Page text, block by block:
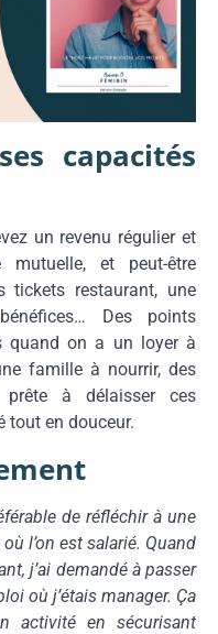
capacités
un revenu régulier et
mutuelle, et peut-être
tickets restaurant, une
Des points
quand on a un loyer à
famille à nourrir, des
prête à délaisser ces
tout en douceur.
de réfléchir à une
l’on est salarié. Quand
j’ai demandé à passer
où j’étais manager. Ça
activité en sécurisant